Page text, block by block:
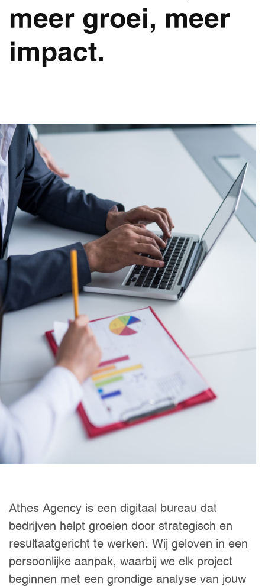
meer groei, meer
impact.
Athes Agency is een digitaal bureau dat
bedrijven helpt groeien door strategisch en
resultaatgericht te werken. Wij geloven in een
persoonlijke aanpak, waarbij we elk project
beginnen met een grondige analyse van jouw